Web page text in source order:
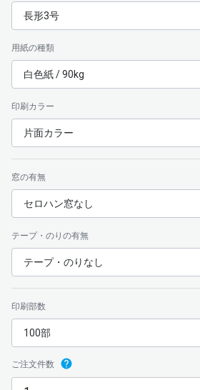
長形3号
用紙の種類
白色紙 / 90kg
印刷カラー
片面カラー
窓の有無
セロハン窓なし
テープ・のりの有無
テープ・のりなし
印刷部数
100部
ご注文件数